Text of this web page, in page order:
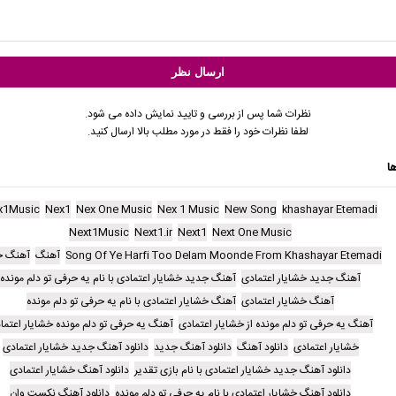
نظرات شما پس از بررسی و تایید نمایش داده می شود.
لطفا نظرات خود را فقط در مورد مطلب بالا ارسال کنید.
khashayar Etemadi
New Song
Nex 1 Music
Nex One Music
Nex1
Next One Music
Next1
Next1.ir
Next1Music
Song Of Ye Harfi Too Delam Moonde From Khashayar Etemadi آهنگ آهنگ
آهنگ جدید خشایار اعتمادی آهنگ جدید خشایار اعتمادی با نام یه حرفی تو دلم مونده
آهنگ خشایار اعتمادی آهنگ خشایار اعتمادی با نام یه حرفی تو دلم مونده
آهنگ یه حرفی تو دلم مونده از خشایار اعتمادی آهنگ یه حرفی تو دلم مونده خشایار
خشایار اعتمادی دانلود آهنگ دانلود آهنگ جدید دانلود آهنگ جدید خشایار اعتمادی
دانلود آهنگ جدید خشایار اعتمادی با نام بازی تقدیر دانلود آهنگ خشایار اعتمادی